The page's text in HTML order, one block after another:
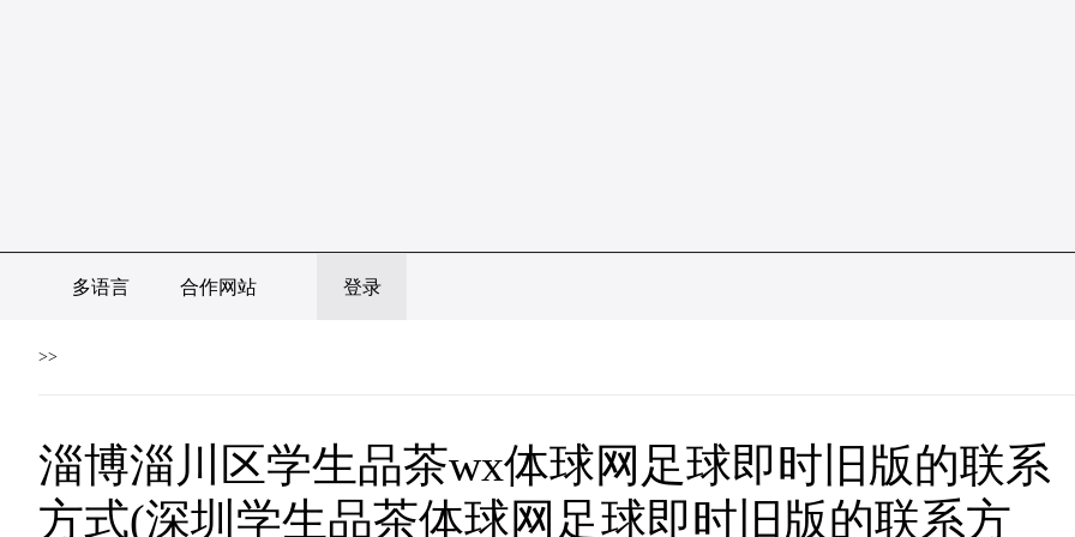
多语言 合作网站 登录
>>
淄博淄川区学生品茶wx体球网足球即时旧版的联系
方式(深圳学生品茶体球网足球即时旧版的联系方